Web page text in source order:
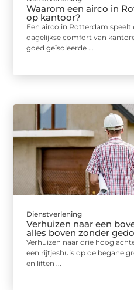
Waarom een airco in
op kantoor?
Een airco in Rotterdam
dagelijkse comfort van
goed geïsoleerde ...
Dienstverlening
Verhuizen naar een
alles boven zonder
Verhuizen naar drie hoog
een rijtjeshuis op de begane
en liften ...